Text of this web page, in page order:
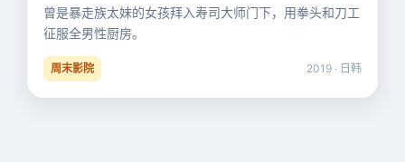
曾是暴走族太妹的女孩拜入寿司大师门下，用拳头和刀工
征服全男性厨房。
周末影院 2019 · 日韩